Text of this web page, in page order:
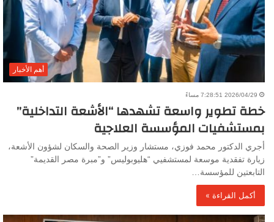
أهم الأخبار
2026/04/29 7:28:51 مساءً
خطة تطوير واسعة تشهدها “الأشعة التداخلية”
بمستشفيات المؤسسة العلاجية
أجري الدكتور محمد فوزي، مستشار وزير الصحة والسكان لشؤون الأشعة،
زيارة تفقدية موسعة لمستشفيي “هليوبوليس” و”مبرة مصر القديمة”
التابعتين للمؤسسة…
أكمل القراءة »